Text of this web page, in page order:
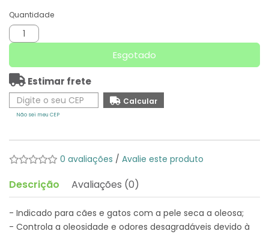
Quantidade
Esgotado
Estimar frete
Não sei meu CEP
0 avaliações / Avalie este produto
Descrição Avaliações (0)
- Indicado para cães e gatos com a pele seca a oleosa;
- Controla a oleosidade e odores desagradáveis devido à